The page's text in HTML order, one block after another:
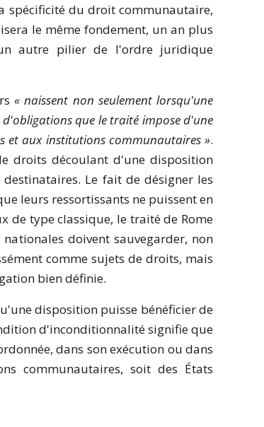
spécificité du droit communautaire,
le même fondement, un an plus
autre pilier de l'ordre juridique
« naissent non seulement lorsqu'une
que le traité impose d'une
et aux institutions communautaires ».
droits découlant d'une disposition
Le fait de désigner les
leurs ressortissants ne puissent en
de type classique, le traité de Rome
doivent sauvegarder, non
comme sujets de droits, mais
bien définie.
disposition puisse bénéficier de
d'inconditionnalité signifie que
dans son exécution ou dans
communautaires, soit des États